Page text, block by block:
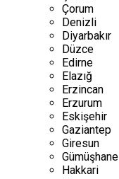
Çorum
Denizli
Diyarbakır
Düzce
Edirne
Elazığ
Erzincan
Erzurum
Eskişehir
Gaziantep
Giresun
Gümüşhane
Hakkari